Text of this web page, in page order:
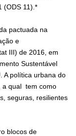
(ODS 11).*
pactuada na
e
III) de 2016, em
Sustentável
A política urbana do
a qual tem como
seguras, resilientes
blocos de